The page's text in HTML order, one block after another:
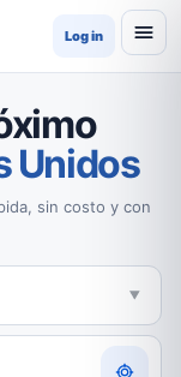
Log in
Unidos
sin costo y con